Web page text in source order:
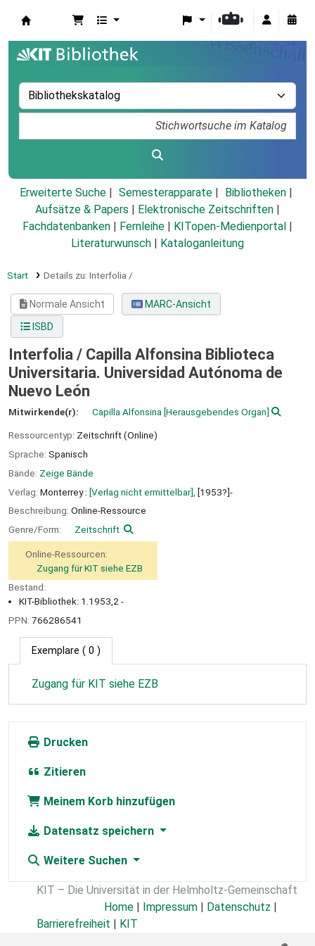
Erweiterte Suche Semesterapparate
Bibliotheken
Aufsätze & Papers
Elektronische Zeitschriften
Fachdatenbanken
Fernleihe KITopen-Medienportal
Literaturwunsch
Kataloganleitung
Start Details zu: Interfolia /
Normale Ansicht
MARC-Ansicht
ISBD
Interfolia / Capilla Alfonsina Biblioteca
Universitaria. Universidad Autónoma de
Nuevo León
Mitwirkende(r): Capilla Alfonsina [Herausgebendes Organ]
Ressourcentyp: Zeitschrift (Online)
Sprache: Spanisch
Bände: Zeige Bände
Verlag: Monterrey : [Verlag nicht ermittelbar], [1953?]-
Beschreibung: Online-Ressource
Genre/Form:
Zeitschrift
Online-Ressourcen:
Zugang für KIT siehe EZB
Bestand:
KIT-Bibliothek: 1.1953,2 -
PPN: 766286541
Exemplare ( 0 )
Zugang für KIT siehe EZB
Drucken
Zitieren
Meinem Korb hinzufügen
Datensatz speichern
Weitere Suchen
KIT – Die Universität in der Helmholtz-Gemeinschaft
Home
Impressum Datenschutz
Barrierefreiheit
KIT